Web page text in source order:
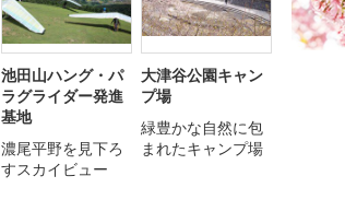
池田山ハング・パ
ラグライダー発進
基地
濃尾平野を見下ろ
すスカイビュー
大津谷公園キャン
プ場
緑豊かな自然に包
まれたキャンプ場